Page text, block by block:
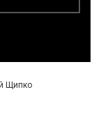
Щипко